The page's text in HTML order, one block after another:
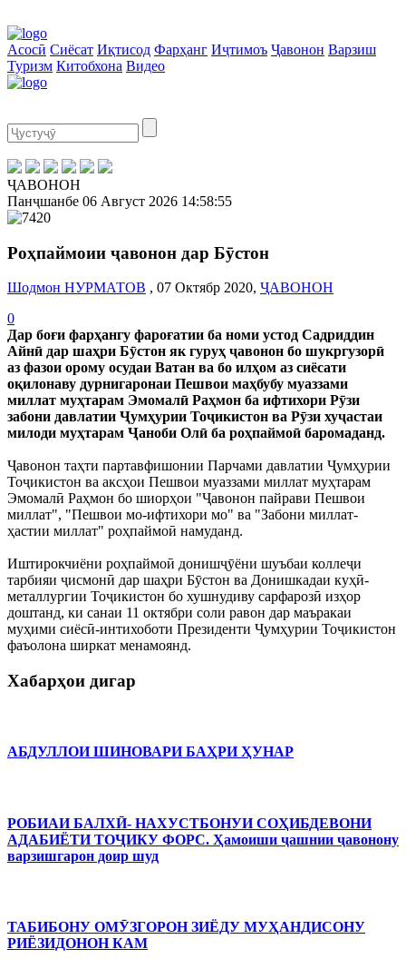
Асосӣ Сиёсат Иқтисод Фарҳанг Иҷтимоъ Ҷавонон Варзиш
Туризм Китобхона Видео
ҶАВОНОН
Панҷшанбе 06 Август 2026 14:58:56
Роҳпаймоии ҷавонон дар Бӯстон
Шодмон НУРМАТОВ , 07 Октябр 2020, ҶАВОНОН
0
Дар боғи фарҳангу фароғатии ба номи устод Садриддин
Айнӣ дар шаҳри Бӯстон як гуруҳ ҷавонон бо шукргузорӣ
аз фазои орому осудаи Ватан ва бо илҳом аз сиёсати
оқилонаву дурнигаронаи Пешвои маҳбубу муаззами
миллат муҳтарам Эмомалӣ Раҳмон ба ифтихори Рӯзи
забони давлатии Ҷумҳурии Тоҷикистон ва Рӯзи хуҷастаи
милоди муҳтарам Ҷаноби Олӣ ба роҳпаймоӣ баромаданд.
Ҷавонон таҳти партавфишонии Парчами давлатии Ҷумҳурии
Тоҷикистон ва аксҳои Пешвои муаззами миллат муҳтарам
Эмомалӣ Раҳмон бо шиорҳои "Ҷавонон пайрави Пешвои
миллат", "Пешвои мо-ифтихори мо" ва "Забони миллат-
ҳастии миллат" роҳпаймоӣ намуданд.
Иштирокчиёни роҳпаймоӣ донишҷӯёни шуъбаи коллеҷи
тарбияи ҷисмонӣ дар шаҳри Бӯстон ва Донишкадаи куҳӣ-
металлургии Тоҷикистон бо хушнудиву сарфарозӣ изҳор
доштанд, ки санаи 11 октябри соли равон дар маъракаи
муҳими сиёсӣ-интихоботи Президенти Ҷумҳурии Тоҷикистон
фаъолона ширкат менамоянд.
Хабарҳои дигар
АБДУЛЛОИ ШИНОВАРИ БАҲРИ ҲУНАР
РОБИАИ БАЛХӢ- НАХУСТБОНУИ СОҲИБДЕВОНИ
АДАБИЁТИ ТОҶИКУ ФОРС. Ҳамоиши ҷашнии ҷавонону
варзишгарон доир шуд
ТАБИБОНУ ОМӮЗГОРОН ЗИЁДУ МУҲАНДИСОНУ
РИЁЗИДОНОН КАМ